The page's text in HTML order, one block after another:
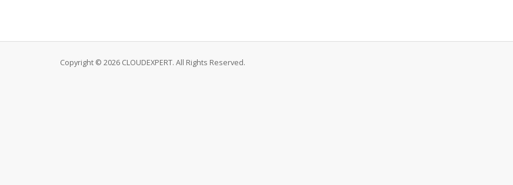
Copyright © 2026 CLOUDEXPERT. All Rights Reserved.